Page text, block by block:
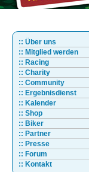
:: Über uns
:: Mitglied werden
:: Racing
:: Charity
:: Community
:: Ergebnisdienst
:: Kalender
:: Shop
:: Biker
:: Partner
:: Presse
:: Forum
:: Kontakt